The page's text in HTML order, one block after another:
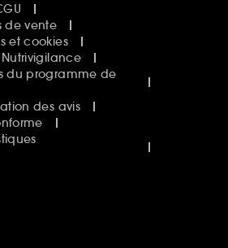
de vente
et cookies
du programme de
des avis